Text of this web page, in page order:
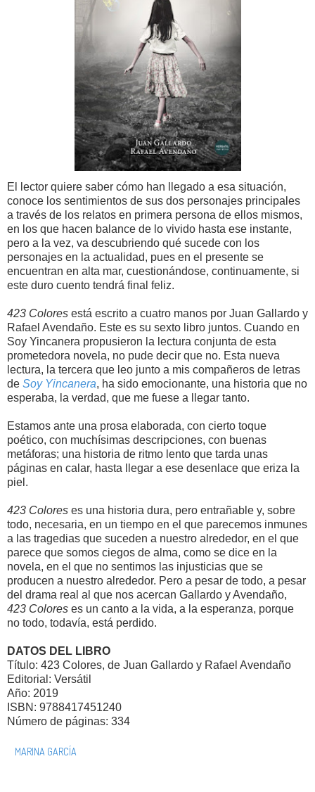
El lector quiere saber cómo han llegado a esa situación,
conoce los sentimientos de sus dos personajes principales
a través de los relatos en primera persona de ellos mismos,
en los que hacen balance de lo vivido hasta ese instante,
pero a la vez, va descubriendo qué sucede con los
personajes en la actualidad, pues en el presente se
encuentran en alta mar, cuestionándose, continuamente, si
este duro cuento tendrá final feliz.
423 Colores está escrito a cuatro manos por Juan Gallardo y
Rafael Avendaño. Este es su sexto libro juntos. Cuando en
Soy Yincanera propusieron la lectura conjunta de esta
prometedora novela, no pude decir que no. Esta nueva
lectura, la tercera que leo junto a mis compañeros de letras
de Soy Yincanera, ha sido emocionante, una historia que no
esperaba, la verdad, que me fuese a llegar tanto.
Estamos ante una prosa elaborada, con cierto toque
poético, con muchísimas descripciones, con buenas
metáforas; una historia de ritmo lento que tarda unas
páginas en calar, hasta llegar a ese desenlace que eriza la
piel.
423 Colores es una historia dura, pero entrañable y, sobre
todo, necesaria, en un tiempo en el que parecemos inmunes
a las tragedias que suceden a nuestro alrededor, en el que
parece que somos ciegos de alma, como se dice en la
novela, en el que no sentimos las injusticias que se
producen a nuestro alrededor. Pero a pesar de todo, a pesar
del drama real al que nos acercan Gallardo y Avendaño,
423 Colores es un canto a la vida, a la esperanza, porque
no todo, todavía, está perdido.
DATOS DEL LIBRO
Título: 423 Colores, de Juan Gallardo y Rafael Avendaño
Editorial: Versátil
Año: 2019
ISBN: 9788417451240
Número de páginas: 334
MARINA GARCÍA